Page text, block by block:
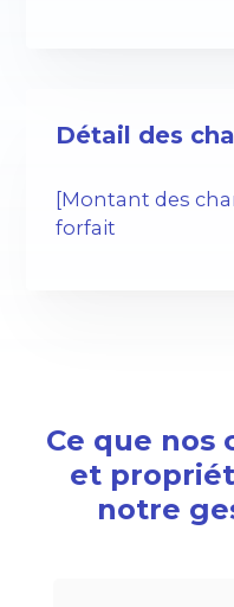
Détail des
[Montant des
forfait
Ce que nos
et
notre